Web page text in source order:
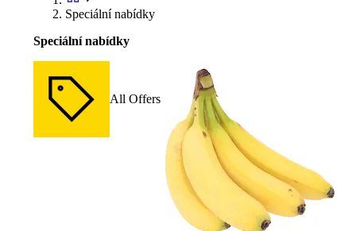
Speciální nabídky
Speciální nabídky
All Offers